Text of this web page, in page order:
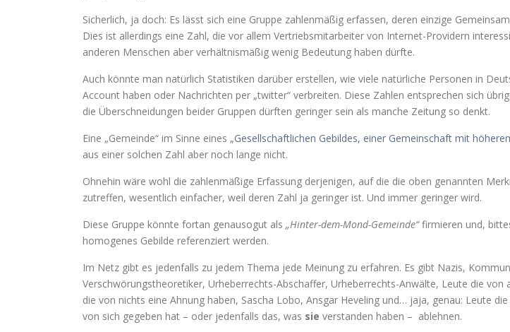
Sicherlich, ja doch: Es lässt sich eine Gruppe zahlenmäßig erfassen, deren einzige
Dies ist allerdings eine Zahl, die vor allem Vertriebsmitarbeiter von Internet-Providern
anderen Menschen aber verhältnismäßig wenig Bedeutung haben dürfte.
Auch könnte man natürlich Statistiken darüber erstellen, wie viele natürliche Personen in
Account haben oder Nachrichten per „twitter“ verbreiten. Diese Zahlen entsprechen sich
die Überschneidungen beider Gruppen dürften geringer sein als manche Zeitung so denkt.
Eine „Gemeinde“ im Sinne eines „Gesellschaftlichen Gebildes, einer Gemeinschaft mit
aus einer solchen Zahl aber noch lange nicht.
Ohnehin wäre wohl die zahlenmäßige Erfassung derjenigen, auf die die oben genannten
zutreffen, wesentlich einfacher, weil deren Zahl ja geringer ist. Und immer geringer wird.
Diese Gruppe könnte fortan genausogut als „Hinter-dem-Mond-Gemeinde“firmieren und,
homogenes Gebilde referenziert werden.
Im Netz gibt es jedenfalls zu jedem Thema jede Meinung zu erfahren. Es gibt Nazis,
Verschwörungstheoretiker, Urheberrechts-Abschaffer, Urheberrechts-Anwälte, Leute die von
die von nichts eine Ahnung haben, Sascha Lobo, Ansgar Heveling und… jaja, genau: Leute
von sich gegeben hat – oder jedenfalls das, was sie verstanden haben – ablehnen.